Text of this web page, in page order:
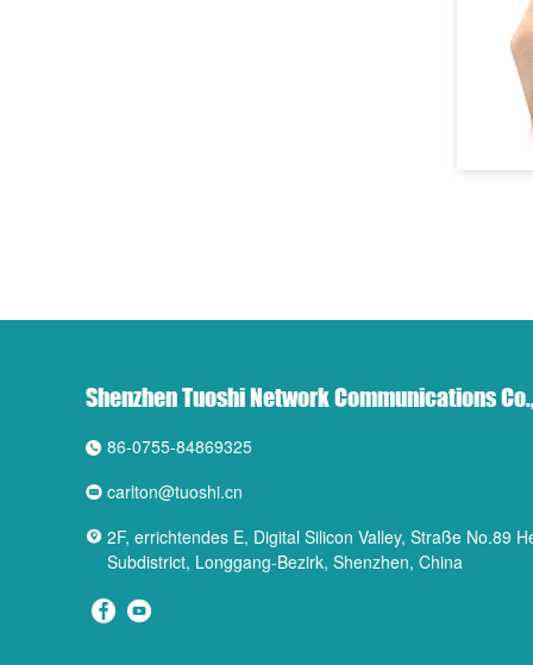
Shenzhen Tuoshi Network Communications
86-0755-84869325
carlton@tuoshi.cn
2F, errichtendes E, Digital Silicon Valley, Straße No.89
Subdistrict, Longgang-Bezirk, Shenzhen, China